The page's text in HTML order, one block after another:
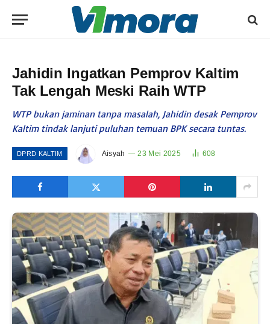
Jahidin Ingatkan Pemprov Kaltim
Tak Lengah Meski Raih WTP
WTP bukan jaminan tanpa masalah, Jahidin desak Pemprov
Kaltim tindak lanjuti puluhan temuan BPK secara tuntas.
DPRD KALTIM Aisyah 23 Mei 2025 608